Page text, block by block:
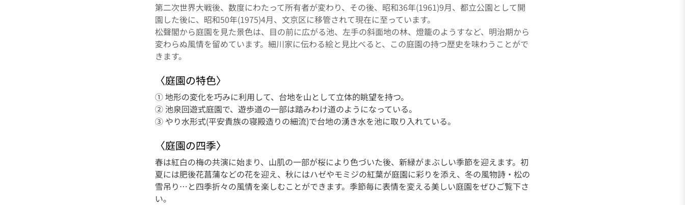
第二次世界大戦後、数度にわたって所有者が変わり、その後、昭和36年(1961)9月、都立公園として開
園した後に、昭和50年(1975)4月、文京区に移管されて現在に至っています。
松聲閣から庭園を見た景色は、目の前に広がる池、左手の斜面地の林、燈籠のようすなど、明治期から
変わらぬ風情を留めています。細川家に伝わる絵と見比べると、この庭園の持つ歴史を味わうことがで
きます。
〈庭園の特色〉
① 地形の変化を巧みに利用して、台地を山として立体的眺望を持つ。
② 池泉回遊式庭園で、遊歩道の一部は踏みわけ道のようになっている。
③ やり水形式(平安貴族の寝殿造りの細流)で台地の湧き水を池に取り入れている。
〈庭園の四季〉
春は紅白の梅の共演に始まり、山肌の一部が桜により色づいた後、新緑がまぶしい季節を迎えます。初
夏には肥後花菖蒲などの花を迎え、秋にはハゼやモミジの紅葉が庭園に彩りを添え、冬の風物詩・松の
雪吊り…と四季折々の風情を楽しむことができます。季節毎に表情を変える美しい庭園をぜひご覧下さ
い。